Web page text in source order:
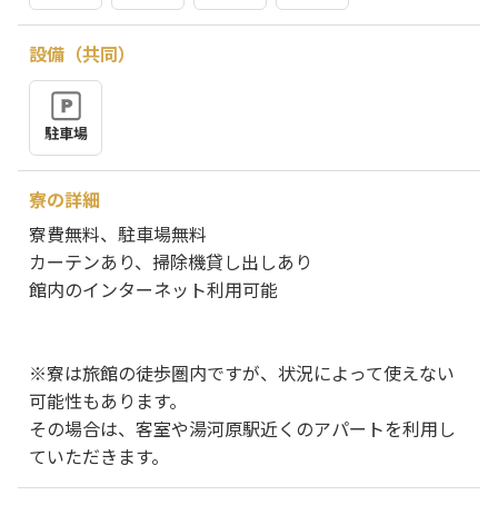
設備（共同）
駐車場
寮の詳細
寮費無料、駐車場無料
カーテンあり、掃除機貸し出しあり
館内のインターネット利用可能
※寮は旅館の徒歩圏内ですが、状況によって使えない
可能性もあります。
その場合は、客室や湯河原駅近くのアパートを利用し
ていただきます。